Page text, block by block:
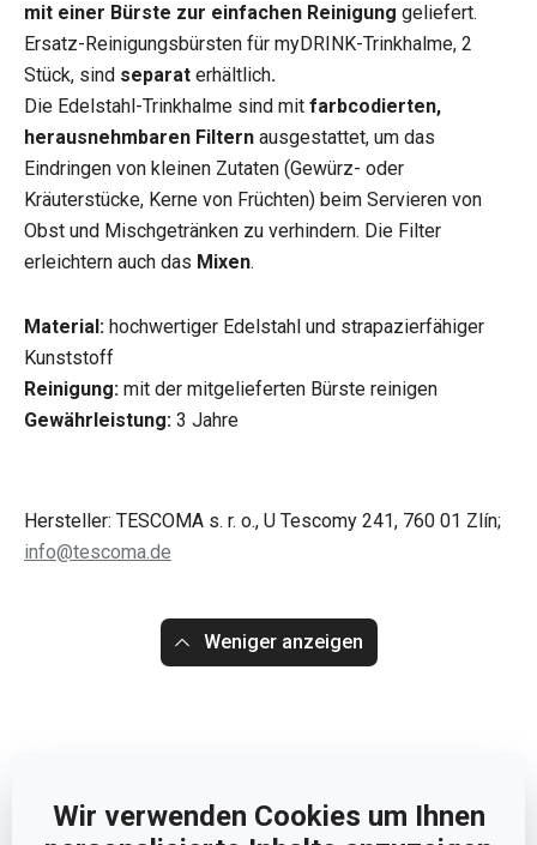
Wir verwenden Cookies um Ihnen
mit einer Bürste zur einfachen Reinigung geliefert.
Ersatz-Reinigungsbürsten für myDRINK-Trinkhalme, 2
Stück, sind separat erhältlich.
Die Edelstahl-Trinkhalme sind mit farbcodierten,
herausnehmbaren Filtern ausgestattet, um das
Eindringen von kleinen Zutaten (Gewürz- oder
Kräuterstücke, Kerne von Früchten) beim Servieren von
Obst und Mischgetränken zu verhindern. Die Filter
erleichtern auch das Mixen.
Material: hochwertiger Edelstahl und strapazierfähiger
Kunststoff
Reinigung: mit der mitgelieferten Bürste reinigen
Gewährleistung: 3 Jahre
Hersteller: TESCOMA s. r. o., U Tescomy 241, 760 01 Zlín;
info@tescoma.de
Weniger anzeigen